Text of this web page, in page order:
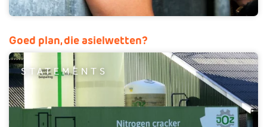
Goed plan, die asielwetten?
STATEMENTS